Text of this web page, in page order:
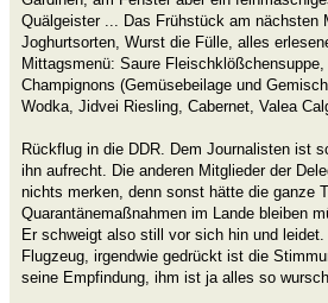
Quälgeister ... Das Frühstück am nächsten
Joghurtsorten, Wurst die Fülle, alles
Mittagsmenü: Saure
Champignons (Gemüsebeilage und
Wodka, Jidvei Riesling, Cabernet, Valea
Rückflug in die DDR. Dem Journalisten ist
ihn aufrecht. Die anderen Mitglieder der
nichts merken, denn sonst hätte die ganze
Quarantänemaßnahmen im Lande bleiben
Er schweigt also still vor sich hin und
Flugzeug, irgendwie gedrückt ist die
seine Empfindung, ihm ist ja alles so